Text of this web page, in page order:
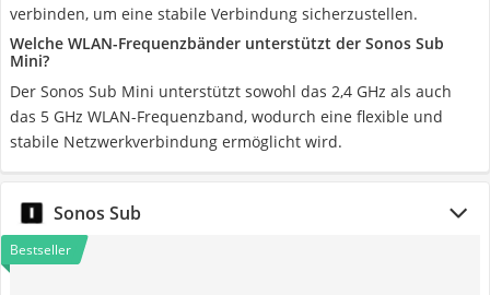
verbinden, um eine stabile Verbindung sicherzustellen.
Welche WLAN-Frequenzbänder unterstützt der Sonos Sub
Mini?
Der Sonos Sub Mini unterstützt sowohl das 2,4 GHz als auch
das 5 GHz WLAN-Frequenzband, wodurch eine flexible und
stabile Netzwerkverbindung ermöglicht wird.
Sonos Sub
Bestseller